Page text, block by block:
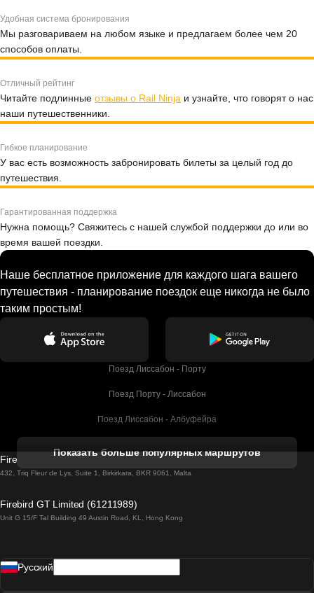
Удобная система бронирования
Мы разговариваем на любом языке и предлагаем более чем 20
способов оплаты.
Отличный рейтинг
Читайте подлинные отзывы о Rail Ninja и узнайте, что говорят о нас
наши путешественники.
Гибкое планирование
У вас есть возможность забронировать билеты за целый год до
путешествия.
Гарантированная поддержка
Нужна помощь? Свяжитесь с нашей службой поддержки до или во
время вашей поездки.
Наше бесплатное приложение для каждого шага вашего
путешествия - планирование поездок еще никогда не было
таким простым!
Поезд Лиссабон - Порту
Поезд Порту - Лиссабон
Поезд Лиссабон - Албуфейра
Поезд Лиссабон - Лагос
Поезд Лиссабон - Мадрид
Показать больше популярных маршрутов
Firebird GT Limited (OC 1451)
432, Triq Fleur de Lys, Suite 1, Birkirkara, BKR 9061, Malta
Firebird GT Limited (61211989)
Unit G 15/F Tal Building 49 Austin Road, KL, Hong Kong
Pусский